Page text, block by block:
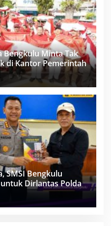
Bengkulu Minta Tak
di Kantor Pemerintah
SMSI Bengkulu
Dirlantas Polda